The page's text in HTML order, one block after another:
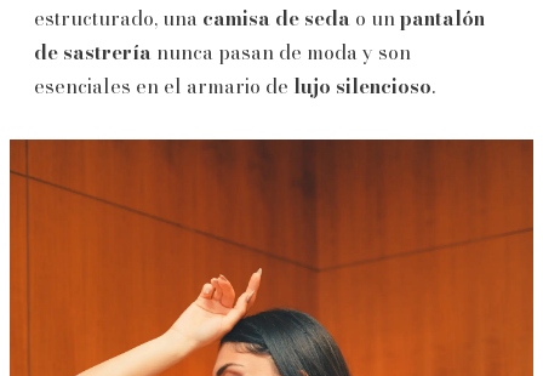
estructurado, una camisa de seda o unpantalón
de sastrería nunca pasan de moda y son
esenciales en el armario de lujo silencioso.